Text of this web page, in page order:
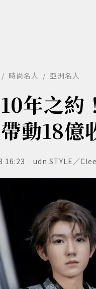
時尚名人 亞洲名人
年之
動18億
16:23 udn STYLE／Clee